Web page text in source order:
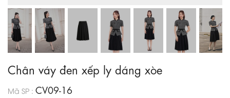
Chân váy đen xếp ly dáng xòe
Mã SP : CV09-16